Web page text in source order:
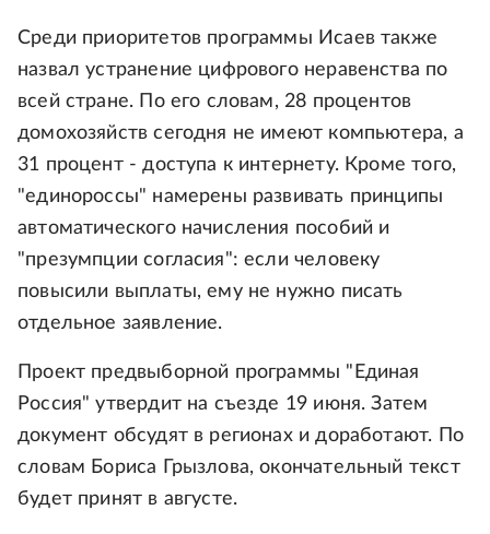
Среди приоритетов программы Исаев также
назвал устранение цифрового неравенства по
всей стране. По его словам, 28 процентов
домохозяйств сегодня не имеют компьютера, а
31 процент - доступа к интернету. Кроме того,
"единороссы" намерены развивать принципы
автоматического начисления пособий и
"презумпции согласия": если человеку
повысили выплаты, ему не нужно писать
отдельное заявление.
Проект предвыборной программы "Единая
Россия" утвердит на съезде 19 июня. Затем
документ обсудят в регионах и доработают. По
словам Бориса Грызлова, окончательный текст
будет принят в августе.